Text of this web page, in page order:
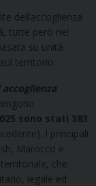
dell’accoglienza
tutte però nel
su unità
territorio.
sono stati 383
I principali
Marocco e
che
legale ed